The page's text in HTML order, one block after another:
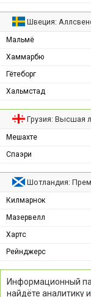
Швеция:
Мальмё
Хаммарбю
Гётеборг
Хальмстад
Грузия: Высшая
Мешахте
Спаэри
Шотландия:
Килмарнок
Мазервелл
Хартс
Рейнджерс
Информационный
найдёте аналитику